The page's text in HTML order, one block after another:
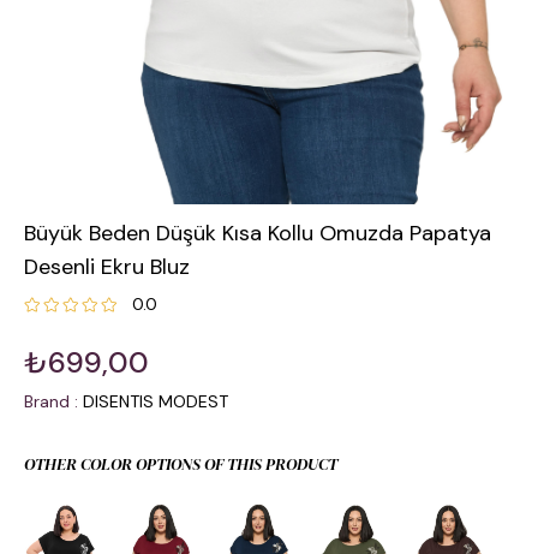
Büyük Beden Düşük Kısa Kollu Omuzda Papatya
Desenli Ekru Bluz
0.0
₺699,00
Brand : DISENTIS MODEST
OTHER COLOR OPTIONS OF THIS PRODUCT